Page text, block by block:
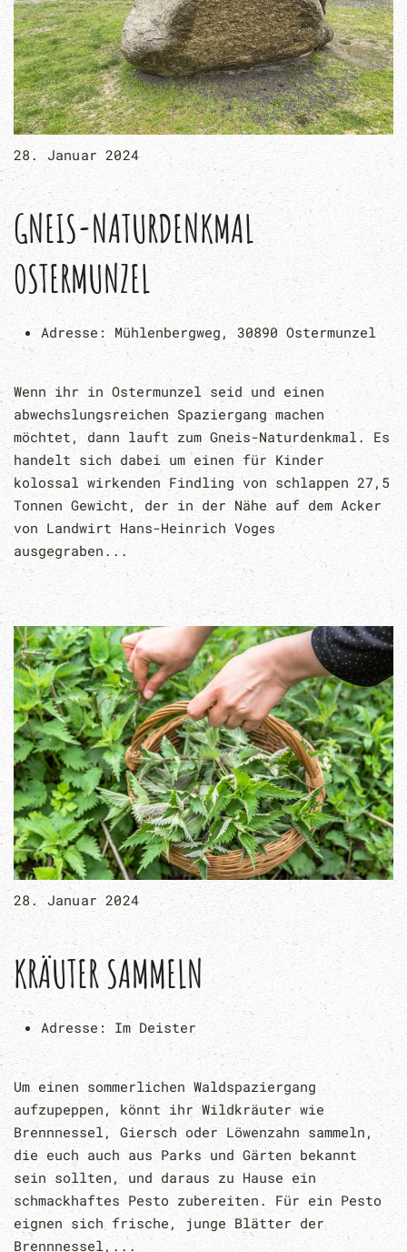
28. Januar 2024
GNEIS-NATURDENKMAL
OSTERMUNZEL
Adresse: Mühlenbergweg, 30890 Ostermunzel
Wenn ihr in Ostermunzel seid und einen
abwechslungsreichen Spaziergang machen
möchtet, dann lauft zum Gneis-Naturdenkmal. Es
handelt sich dabei um einen für Kinder
kolossal wirkenden Findling von schlappen 27,5
Tonnen Gewicht, der in der Nähe auf dem Acker
von Landwirt Hans-Heinrich Voges
ausgegraben...
28. Januar 2024
KRÄUTER SAMMELN
Adresse: Im Deister
Um einen sommerlichen Waldspaziergang
aufzupeppen, könnt ihr Wildkräuter wie
Brennnessel, Giersch oder Löwenzahn sammeln,
die euch auch aus Parks und Gärten bekannt
sein sollten, und daraus zu Hause ein
schmackhaftes Pesto zubereiten. Für ein Pesto
eignen sich frische, junge Blätter der
Brennnessel,...